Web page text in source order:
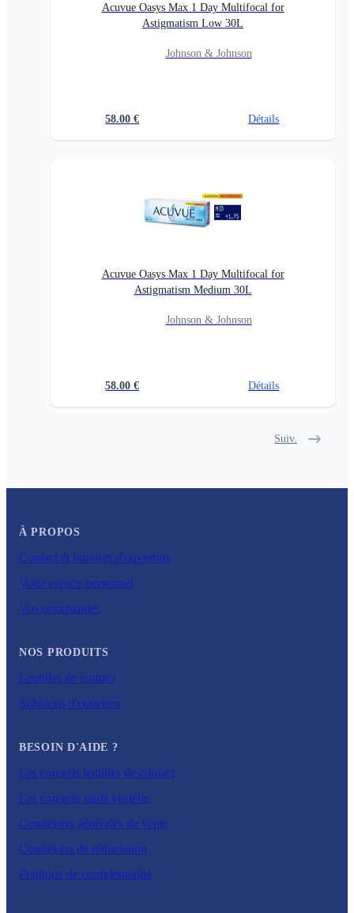
Acuvue Oasys Max 1 Day Multifocal for
Astigmatism Low 30L
Johnson & Johnson
58.00 € Détails
Acuvue Oasys Max 1 Day Multifocal for
Astigmatism Medium 30L
Johnson & Johnson
58.00 € Détails
Suiv.
À PROPOS
Contact et horaires d'ouverture
Votre espace personnel
Vos commandes
NOS PRODUITS
Lentilles de contact
Solutions d'entretien
BESOIN D'AIDE ?
Les conseils lentilles de contact
Les conseils santé visuelle
Conditions générales de vente
Conditions de rétractation
Politique de confidentialité